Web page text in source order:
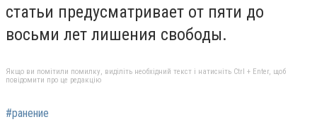
статьи предусматривает от пяти до
восьми лет лишения свободы.
Якщо ви помітили помилку, виділіть необхідний текст і натисніть Ctrl + Enter, щоб
повідомити про це редакцію
#ранение